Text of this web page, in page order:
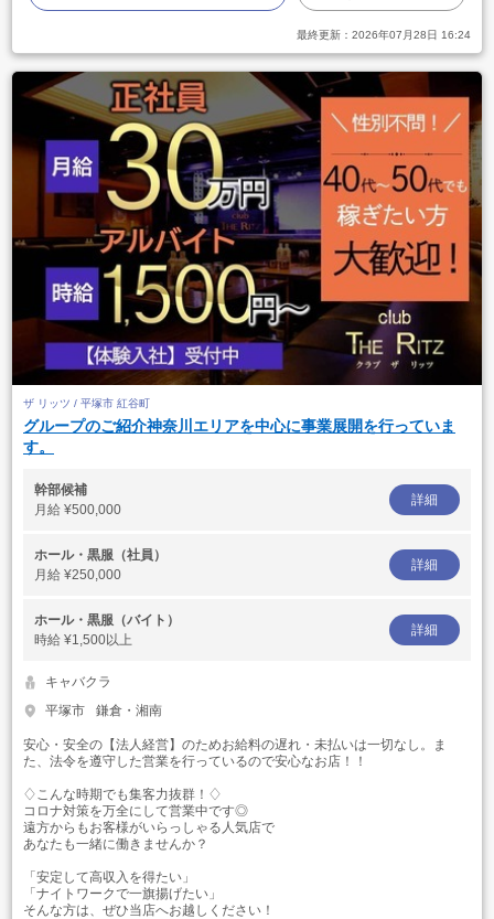
最終更新： 2026年07月28日 16:24
ザ リッツ / 平塚市 紅谷町
グループのご紹介神奈川エリアを中心に事業展開を行っていま
す。
幹部候補
月給 ¥500,000
詳細
ホール・黒服（社員）
月給 ¥250,000
詳細
ホール・黒服（バイト）
時給 ¥1,500以上
詳細
キャバクラ
平塚市
鎌倉・湘南
安心・安全の【法人経営】のためお給料の遅れ・未払いは一切なし。ま
た、法令を遵守した営業を行っているので安心なお店！！
♢こんな時期でも集客力抜群！♢
コロナ対策を万全にして営業中です◎
遠方からもお客様がいらっしゃる人気店で
あなたも一緒に働きませんか？
「安定して高収入を得たい」
「ナイトワークで一旗揚げたい」
そんな方は、ぜひ当店へお越しください！